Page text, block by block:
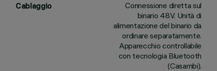
Cablaggio
Connessione diretta sul
binario 48V. Unità di
alimentazione del binario da
ordinare separatamente.
Apparecchio controllabile
con tecnologia Bluetooth
(Casambi).